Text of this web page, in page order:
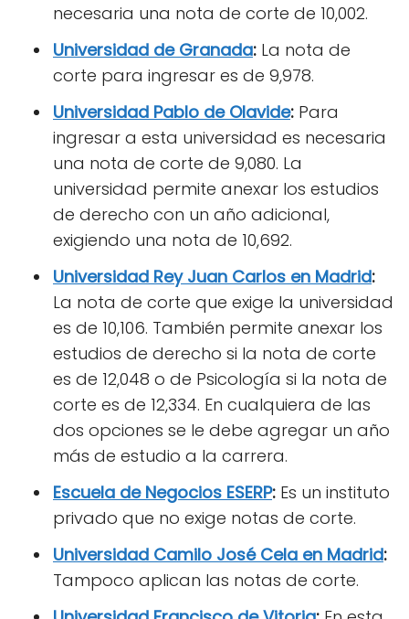
necesaria una nota de corte de 10,002.
Universidad de Granada: La nota de
corte para ingresar es de 9,978.
Universidad Pablo de Olavide: Para
ingresar a esta universidad es necesaria
una nota de corte de 9,080. La
universidad permite anexar los estudios
de derecho con un año adicional,
exigiendo una nota de 10,692.
Universidad Rey Juan Carlos en Madrid:
La nota de corte que exige la universidad
es de 10,106. También permite anexar los
estudios de derecho si la nota de corte
es de 12,048 o de Psicología si la nota de
corte es de 12,334. En cualquiera de las
dos opciones se le debe agregar un año
más de estudio a la carrera.
Escuela de Negocios ESERP: Es un instituto
privado que no exige notas de corte.
Universidad Camilo José Cela en Madrid:
Tampoco aplican las notas de corte.